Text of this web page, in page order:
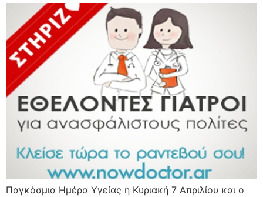
Παγκόσμια Ημέρα Υγείας η Κυριακή 7 Απριλίου και ο